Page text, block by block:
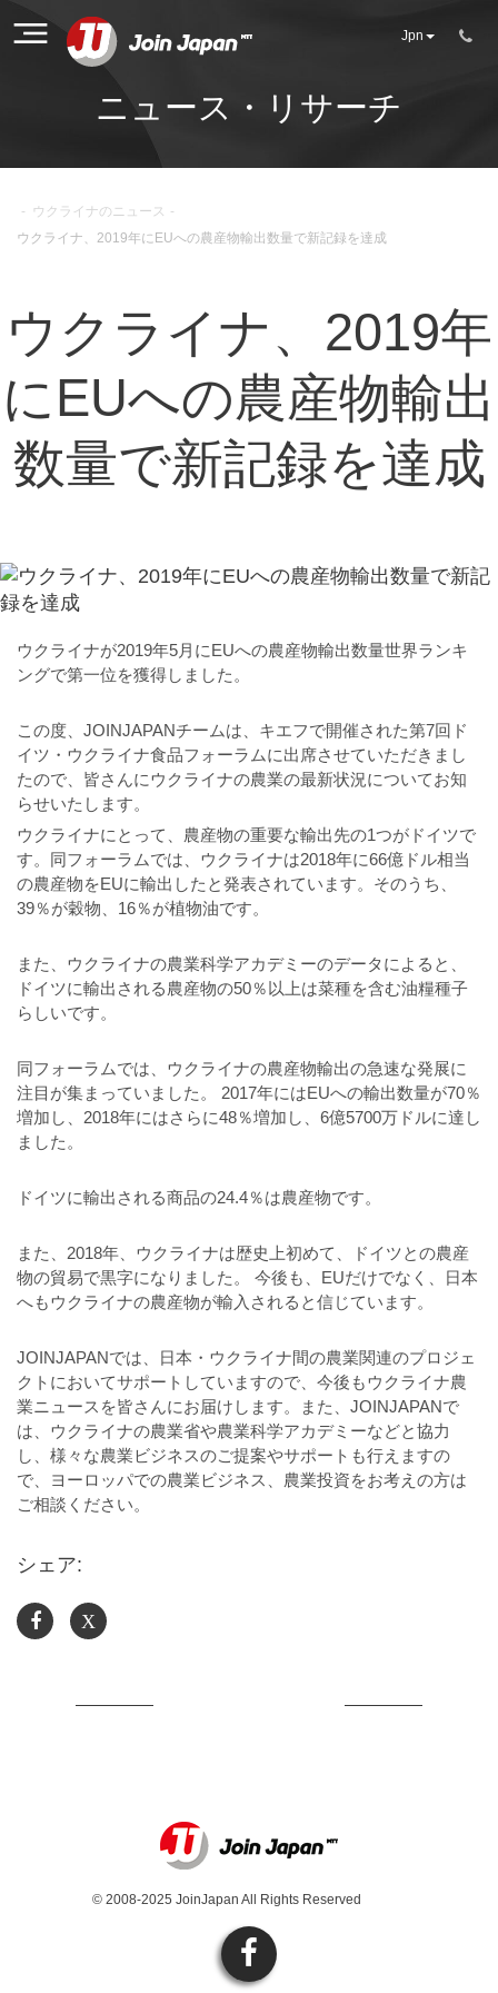
Jpn
ニュース・リサーチ
- ウクライナのニュース -
ウクライナ、2019年にEUへの農産物輸出数量で新記録を達成
ウクライナ、2019年
にEUへの農産物輸出
数量で新記録を達成
ウクライナが2019年5月にEUへの農産物輸出数量世界ランキ
ングで第一位を獲得しました。
この度、JOINJAPANチームは、キエフで開催された第7回ド
イツ・ウクライナ食品フォーラムに出席させていただきまし
たので、皆さんにウクライナの農業の最新状況についてお知
らせいたします。
ウクライナにとって、農産物の重要な輸出先の1つがドイツで
す。同フォーラムでは、ウクライナは2018年に66億ドル相当
の農産物をEUに輸出したと発表されています。そのうち、
39％が穀物、16％が植物油です。
また、ウクライナの農業科学アカデミーのデータによると、
ドイツに輸出される農産物の50％以上は菜種を含む油糧種子
らしいです。
同フォーラムでは、ウクライナの農産物輸出の急速な発展に
注目が集まっていました。 2017年にはEUへの輸出数量が70％
増加し、2018年にはさらに48％増加し、6億5700万ドルに達し
ました。
ドイツに輸出される商品の24.4％は農産物です。
また、2018年、ウクライナは歴史上初めて、ドイツとの農産
物の貿易で黒字になりました。 今後も、EUだけでなく、日本
へもウクライナの農産物が輸入されると信じています。
JOINJAPANでは、日本・ウクライナ間の農業関連のプロジェ
クトにおいてサポートしていますので、今後もウクライナ農
業ニュースを皆さんにお届けします。また、JOINJAPANで
は、ウクライナの農業省や農業科学アカデミーなどと協力
し、様々な農業ビジネスのご提案やサポートも行えますの
で、ヨーロッパでの農業ビジネス、農業投資をお考えの方は
ご相談ください。
シェア:
X
© 2008-2025 JoinJapan All Rights Reserved